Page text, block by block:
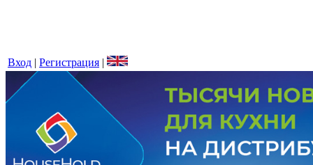
Вход | Регистрация |